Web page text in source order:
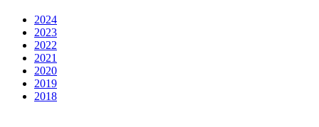
2024
2023
2022
2021
2020
2019
2018